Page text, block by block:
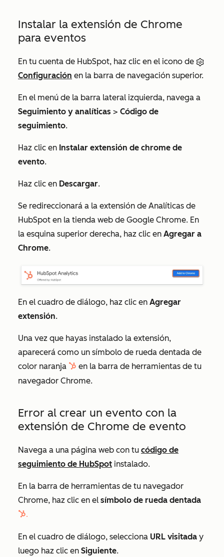
Instalar la extensión de Chrome
para eventos
En tu cuenta de HubSpot, haz clic en el icono de
Configuración en la barra de navegación superior.
En el menú de la barra lateral izquierda, navega a
Seguimiento y analíticas > Código de
seguimiento.
Haz clic en Instalar extensión de chrome de
evento.
Haz clic en Descargar.
Se redireccionará a la extensión de Analíticas de
HubSpot en la tienda web de Google Chrome. En
la esquina superior derecha, haz clic en Agregar a
Chrome.
En el cuadro de diálogo, haz clic en Agregar
extensión.
Una vez que hayas instalado la extensión,
aparecerá como un símbolo de rueda dentada de
color naranja sprocket en la barra de herramientas de tu
navegador Chrome.
Error al crear un evento con la
extensión de Chrome de evento
Navega a una página web con tu código de
seguimiento de HubSpot instalado.
En la barra de herramientas de tu navegador
Chrome, haz clic en el símbolo de rueda dentada
sprocket.
En el cuadro de diálogo, selecciona URL visitada y
luego haz clic en Siguiente.